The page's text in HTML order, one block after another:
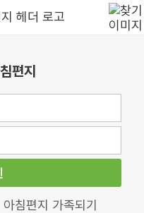
편지
아침편지 가족되기